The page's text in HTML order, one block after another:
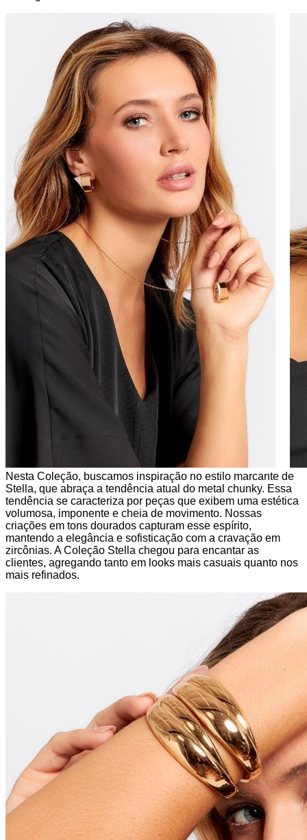
Nesta Coleção, buscamos inspiração no estilo marcante de
Stella, que abraça a tendência atual do metal chunky. Essa
tendência se caracteriza por peças que exibem uma estética
volumosa, imponente e cheia de movimento. Nossas
criações em tons dourados capturam esse espírito,
mantendo a elegância e sofisticação com a cravação em
zircônias. A Coleção Stella chegou para encantar as
clientes, agregando tanto em looks mais casuais quanto nos
mais refinados.